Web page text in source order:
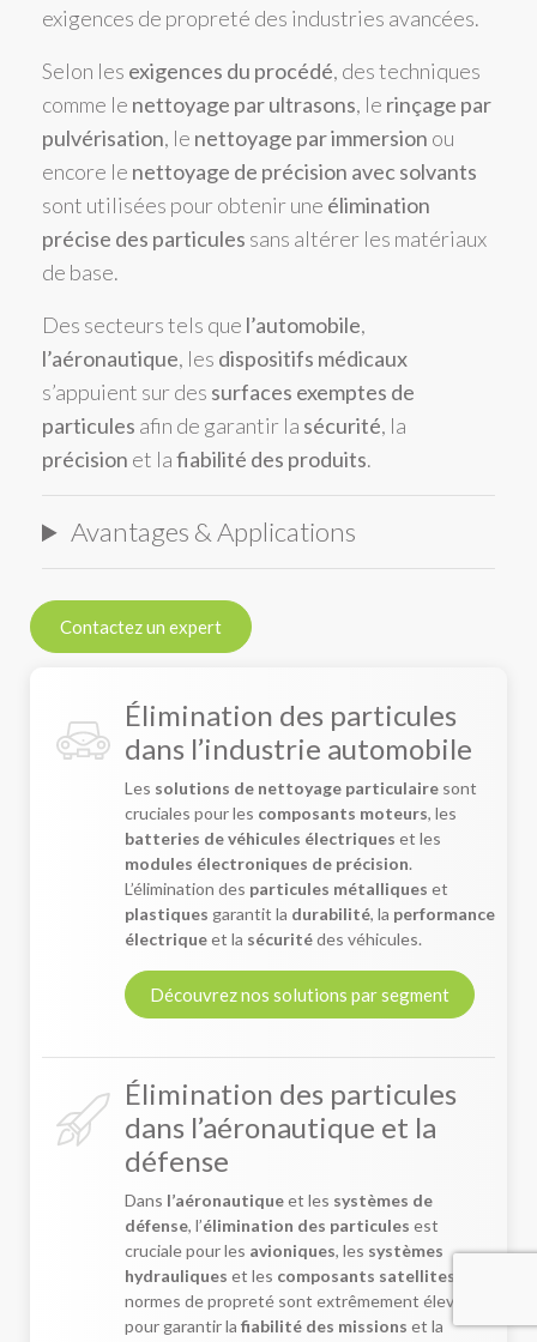
exigences de propreté des industries avancées.
Selon les exigences du procédé, des techniques
comme le nettoyage par ultrasons, le rinçage par
pulvérisation, le nettoyage par immersion ou
encore le nettoyage de précision avec solvants
sont utilisées pour obtenir une élimination
précise des particules sans altérer les matériaux
de base.
Des secteurs tels que l’automobile,
l’aéronautique, les dispositifs médicaux
s’appuient sur des surfaces exemptes de
particules afin de garantir la sécurité, la
précision et lafiabilité des produits.
Avantages & Applications
Contactez un expert
Élimination des particules
dans l’industrie automobile
Les solutions de nettoyage particulaire sont
cruciales pour les composants moteurs, les
batteries de véhicules électriques et les
modules électroniques de précision.
L’élimination des particules métalliques et
plastiques garantit la durabilité, la performance
électriqueet la sécuritédes véhicules.
Découvrez nos solutions par segment
Élimination des particules
dans l’aéronautique et la
défense
Dans l’aéronautiqueet les systèmes de
défense, l’élimination des particules est
cruciale pour les avioniques, les systèmes
hydrauliques et les composants satellites
normes de propreté sont extrêmement élevées
pour garantir la fiabilité des missions et la